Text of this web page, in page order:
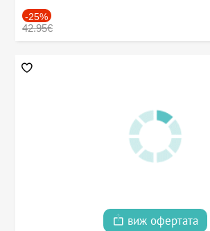
-25%
42.95€
виж офертата